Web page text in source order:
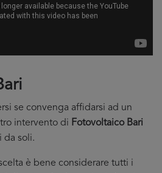
se convenga affidarsi ad un
intervento di Fotovoltaico Bari
da soli.
è bene considerare tutti i